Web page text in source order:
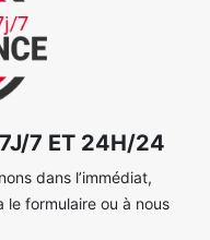
7 ET 24H/24
dans l’immédiat,
le formulaire ou à nous